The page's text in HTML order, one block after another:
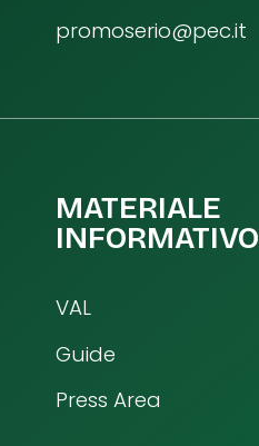
promoserio@pec.it
MATERIALE
INFORMATIVO
VAL
Guide
Press Area